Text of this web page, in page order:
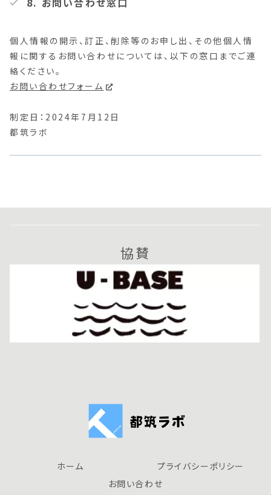
個人情報の開示、訂正、削除等のお申し出、その他個人情
報に関するお問い合わせについては、以下の窓口までご連
絡ください。
お問い合わせフォーム
制定日：2024年7月12日
都筑ラボ
協賛
ホーム
プライバシーポリシー
お問い合わせ